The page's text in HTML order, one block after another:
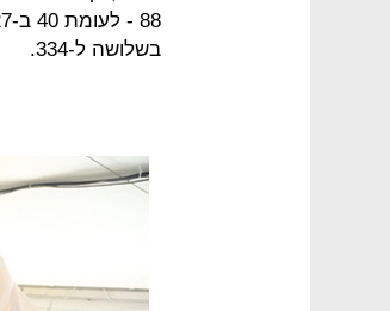
בשלושה ל-334.